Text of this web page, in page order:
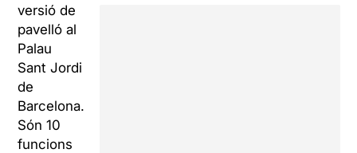
versió de
pavelló al
Palau
Sant Jordi
de
Barcelona.
Són 10
funcions